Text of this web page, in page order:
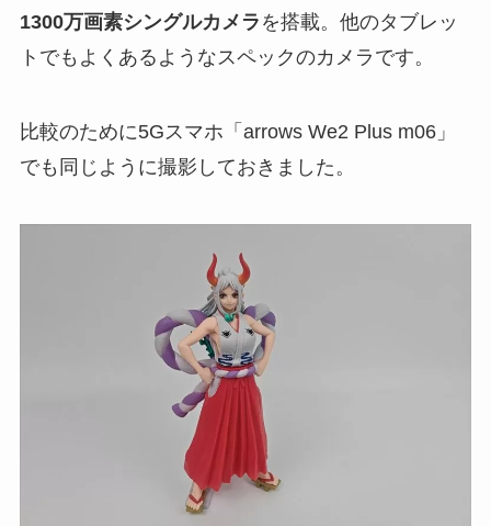
1300万画素シングルカメラ を搭載。他のタブレッ
トでもよくあるようなスペックのカメラです。
比較のために5Gスマホ「arrows We2 Plus m06」
でも同じように撮影しておきました。